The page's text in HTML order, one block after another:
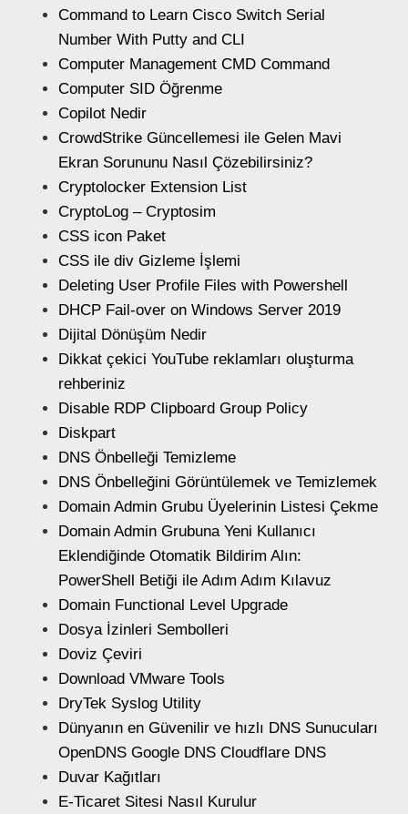
Command to Learn Cisco Switch Serial
Number With Putty and CLI
Computer Management CMD Command
Computer SID Öğrenme
Copilot Nedir
CrowdStrike Güncellemesi ile Gelen Mavi
Ekran Sorununu Nasıl Çözebilirsiniz?
Cryptolocker Extension List
CryptoLog – Cryptosim
CSS icon Paket
CSS ile div Gizleme İşlemi
Deleting User Profile Files with Powershell
DHCP Fail-over on Windows Server 2019
Dijital Dönüşüm Nedir
Dikkat çekici YouTube reklamları oluşturma
rehberiniz
Disable RDP Clipboard Group Policy
Diskpart
DNS Önbelleği Temizleme
DNS Önbelleğini Görüntülemek ve Temizlemek
Domain Admin Grubu Üyelerinin Listesi Çekme
Domain Admin Grubuna Yeni Kullanıcı
Eklendiğinde Otomatik Bildirim Alın:
PowerShell Betiği ile Adım Adım Kılavuz
Domain Functional Level Upgrade
Dosya İzinleri Sembolleri
Doviz Çeviri
Download VMware Tools
DryTek Syslog Utility
Dünyanın en Güvenilir ve hızlı DNS Sunucuları
OpenDNS Google DNS Cloudflare DNS
Duvar Kağıtları
E-Ticaret Sitesi Nasıl Kurulur